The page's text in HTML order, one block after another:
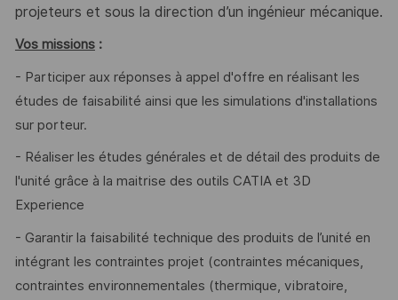
projeteurs et sous la direction d’un ingénieur mécanique.
Vos missions:
- Participer aux réponses à appel d'offre en réalisant les
études de faisabilité ainsi que les simulations d'installations
sur porteur.
- Réaliser les études générales et de détail des produits de
l'unité grâce à la maitrise des outils CATIA et 3D
Experience
- Garantir la faisabilité technique des produits de l’unité en
intégrant les contraintes projet (contraintes mécaniques,
contraintes environnementales (thermique, vibratoire,